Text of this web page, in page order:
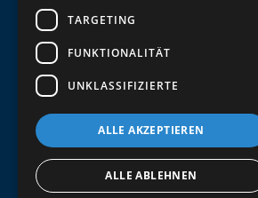
Deine Email
Abschicken
TARGETING
FUNKTIONALITÄT
UNKLASSIFIZIERTE
ALLE AKZEPTIEREN
ALLE ABLEHNEN